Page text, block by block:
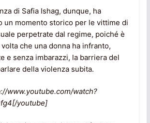
di Safia Ishag, dunque, ha
un momento storico per le vittime di
perpetrate dal regime, poiché è
che una donna ha infranto,
e senza imbarazzi, la barriera del
della violenza subita.
www.youtube.com/watch?
youtube]